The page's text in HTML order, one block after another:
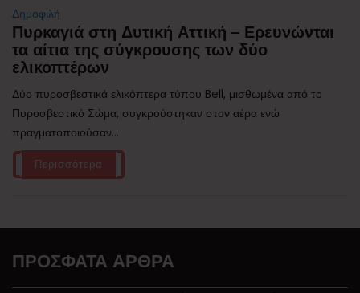
Δημοφιλή
Πυρκαγιά στη Δυτική Αττική – Ερευνώνται
τα αίτια της σύγκρουσης των δύο
ελικοπτέρων
Δύο πυροσβεστικά ελικόπτερα τύπου Bell, μισθωμένα από το
Πυροσβεστικό Σώμα, συγκρούστηκαν στον αέρα ενώ
πραγματοποιούσαν...
Περισσότερα
ΠΡΌΣΦΑΤΑ ΆΡΘΡΑ